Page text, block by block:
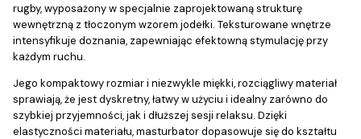
rugby, wyposażony w specjalnie zaprojektowaną strukturę
wewnętrzną z tłoczonym wzorem jodełki. Teksturowane wnętrze
intensyfikuje doznania, zapewniając efektowną stymulację przy
każdym ruchu.
Jego kompaktowy rozmiar i niezwykle miękki, rozciągliwy materiał
sprawiają, że jest dyskretny, łatwy w użyciu i idealny zarówno do
szybkiej przyjemności, jak i dłuższej sesji relaksu. Dzięki
elastyczności materiału, masturbator dopasowuje się do kształtu